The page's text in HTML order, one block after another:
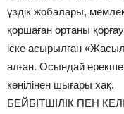
үздік жобалары,
қоршаған ортаны
іске асырылған
алған. Осындай ерекше
көңілінен шығары хақ.
БЕЙБІТШІЛІК ПЕН